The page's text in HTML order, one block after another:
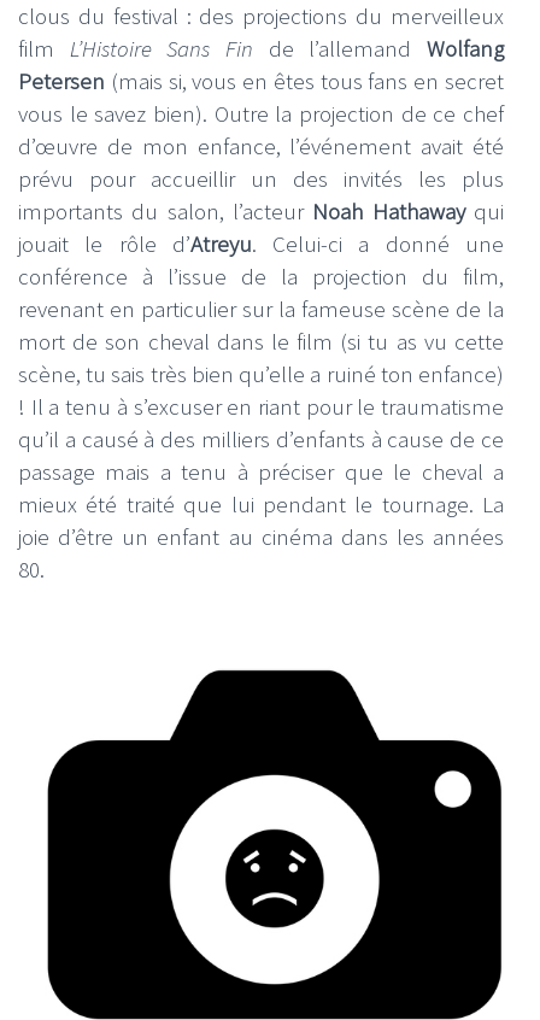
clous du festival : des projections du merveilleux
film L’Histoire Sans Fin de l’allemandWolfang
Petersen (mais si, vous en êtes tous fans en secret
vous le savez bien). Outre la projection de ce chef
d’œuvre de mon enfance, l’événement avait été
prévu pour accueillir un des invités les plus
importants du salon, l’acteur Noah Hathawayqui
jouait le rôle d’Atreyu. Celui-ci a donné une
conférence à l’issue de la projection du film,
revenant en particulier sur la fameuse scène de la
mort de son cheval dans le film (si tu as vu cette
scène, tu sais très bien qu’elle a ruiné ton enfance)
! Il a tenu à s’excuser en riant pour le traumatisme
qu’il a causé à des milliers d’enfants à cause de ce
passage mais a tenu à préciser que le cheval a
mieux été traité que lui pendant le tournage. La
joie d’être un enfant au cinéma dans les années
80.